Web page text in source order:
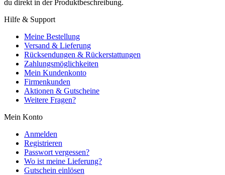
du direkt in der Produktbeschreibung.
Hilfe & Support
Meine Bestellung
Versand & Lieferung
Rücksendungen & Rückerstattungen
Zahlungsmöglichkeiten
Mein Kundenkonto
Firmenkunden
Aktionen & Gutscheine
Weitere Fragen?
Mein Konto
Anmelden
Registrieren
Passwort vergessen?
Wo ist meine Lieferung?
Gutschein einlösen